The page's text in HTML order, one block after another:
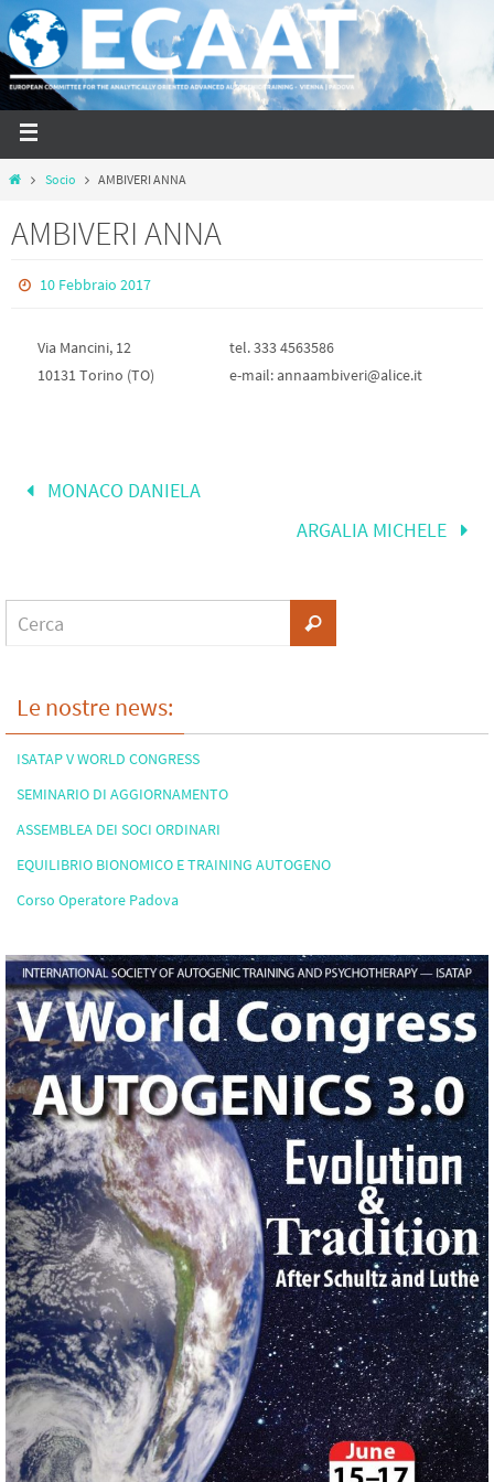
Socio AMBIVERI ANNA
AMBIVERI ANNA
10 Febbraio 2017
Via Mancini, 12
10131 Torino (TO)
tel. 333 4563586
e-mail: annaambiveri@alice.it
MONACO DANIELA
ARGALIA MICHELE
Le nostre news:
ISATAP V WORLD CONGRESS
SEMINARIO DI AGGIORNAMENTO
ASSEMBLEA DEI SOCI ORDINARI
EQUILIBRIO BIONOMICO E TRAINING AUTOGENO
Corso Operatore Padova